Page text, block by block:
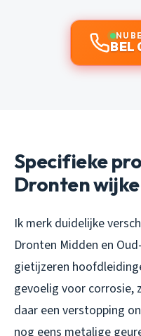
NU
BEL
Specifieke
Dronten
Ik merk duidelijke
Dronten Midden en
gietijzeren
gevoelig voor corrosie,
daar een verstopping
nog eens metalige